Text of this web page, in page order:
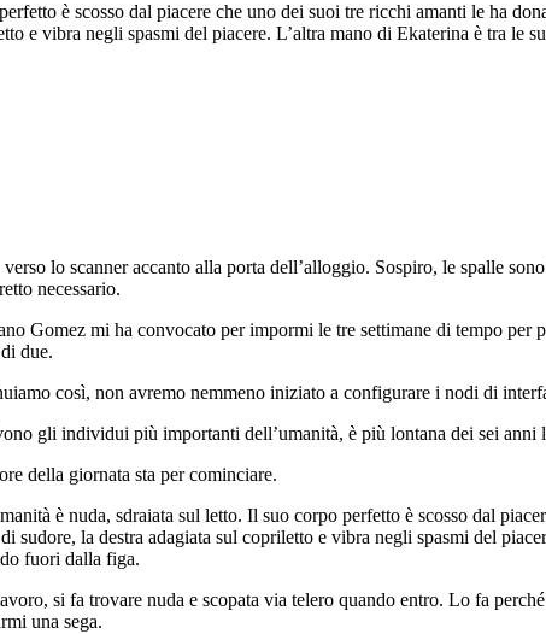
è scosso dal piacere che uno dei suoi tre ricchi amanti le ha
e vibra negli spasmi del piacere. L’altra mano di Ekaterina è tra le
lo scanner accanto alla porta dell’alloggio. Sospiro, le spalle
necessario.
Gomez mi ha convocato per impormi le tre settimane di tempo
due.
così, non avremo nemmeno iniziato a configurare i nodi di
gli individui più importanti dell’umanità, è più lontana dei sei
della giornata sta per cominciare.
è nuda, sdraiata sul letto. Il suo corpo perfetto è scosso dal
sudore, la destra adagiata sul copriletto e vibra negli spasmi del
fuori dalla figa.
si fa trovare nuda e scopata via telero quando entro. Lo fa
una sega.